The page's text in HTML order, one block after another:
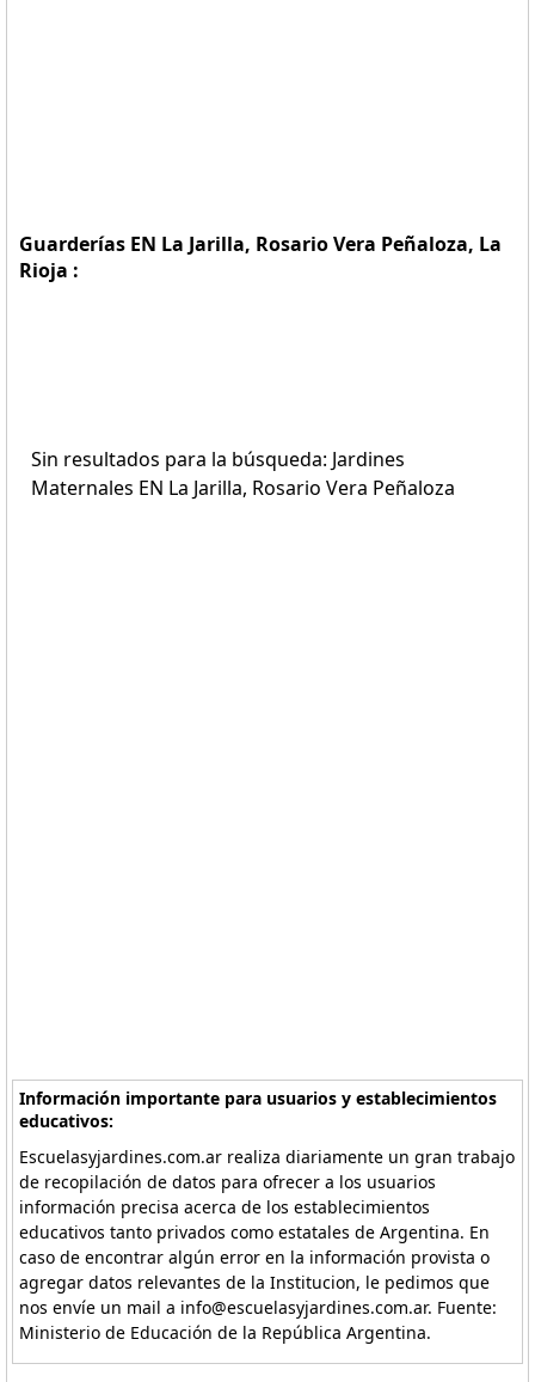
Guarderías EN La Jarilla, Rosario Vera Peñaloza, La
Rioja :
Sin resultados para la búsqueda: Jardines
Maternales EN La Jarilla, Rosario Vera Peñaloza
Información importante para usuarios y establecimientos
educativos:
Escuelasyjardines.com.ar realiza diariamente un gran trabajo
de recopilación de datos para ofrecer a los usuarios
información precisa acerca de los establecimientos
educativos tanto privados como estatales de Argentina. En
caso de encontrar algún error en la información provista o
agregar datos relevantes de la Institucion, le pedimos que
nos envíe un mail a info@escuelasyjardines.com.ar. Fuente:
Ministerio de Educación de la República Argentina.